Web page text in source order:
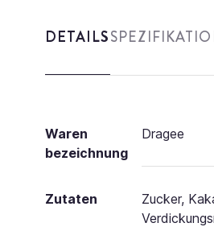
DETAILS
Waren
bezeichnung
Dragee
Zutaten Zucker,